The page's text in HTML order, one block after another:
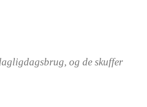
og de skuffer